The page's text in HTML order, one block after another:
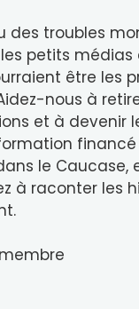
des troubles
petits
être les
nous à
et à devenir
le Caucase,
à raconter les